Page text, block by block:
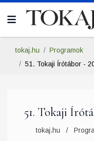
tokaj.hu
Programok
51. Tokaji Írótábor -
51. Tokaji
tokaj.hu